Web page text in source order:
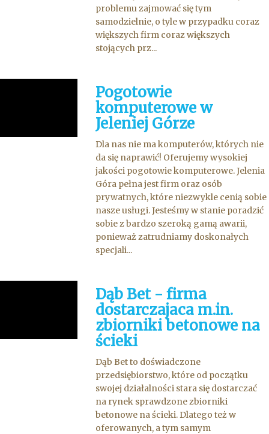
problemu zajmować się tym
samodzielnie, o tyle w przypadku coraz
większych firm coraz większych
stojących prz...
Pogotowie
komputerowe w
Jeleniej Górze
Dla nas nie ma komputerów, których nie
da się naprawić! Oferujemy wysokiej
jakości pogotowie komputerowe. Jelenia
Góra pełna jest firm oraz osób
prywatnych, które niezwykle cenią sobie
nasze usługi. Jesteśmy w stanie poradzić
sobie z bardzo szeroką gamą awarii,
ponieważ zatrudniamy doskonałych
specjali...
Dąb Bet - firma
dostarczajaca m.in.
zbiorniki betonowe na
ścieki
Dąb Bet to doświadczone
przedsiębiorstwo, które od początku
swojej działalności stara się dostarczać
na rynek sprawdzone zbiorniki
betonowe na ścieki. Dlatego też w
oferowanych, a tym samym